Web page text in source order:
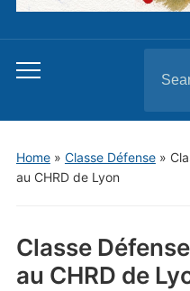
Toggle
menu
for:
Home» Classe Défense»
au CHRD de Lyon
Classe
au CHRD de